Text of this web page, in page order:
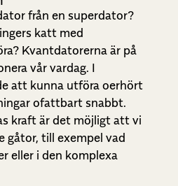
från en superdator?
katt med
Kvantdatorerna är på
vår vardag. I
att kunna utföra oerhört
ofattbart snabbt.
kraft är det möjligt att vi
gåtor, till exempel vad
eller i den komplexa